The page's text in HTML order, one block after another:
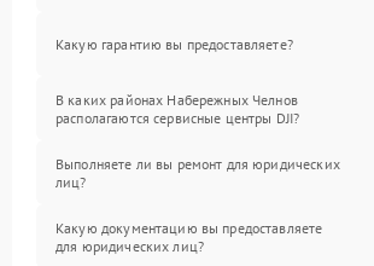
Какую гарантию вы предоставляете?
В каких районах Набережных Челнов
располагаются сервисные центры DJI?
Выполняете ли вы ремонт для юридических
лиц?
Какую документацию вы предоставляете
для юридических лиц?